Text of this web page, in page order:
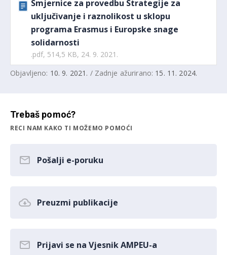
Smjernice za provedbu Strategije za
uključivanje i raznolikost u sklopu
programa Erasmus i Europske snage
solidarnosti
.pdf, 514,5 KB, 24. 9. 2021.
Objavljeno: 10. 9. 2021. / Zadnje ažurirano: 15. 11. 2024.
Trebaš pomoć?
RECI NAM KAKO TI MOŽEMO POMOĆI
Pošalji e-poruku
Preuzmi publikacije
Prijavi se na Vjesnik AMPEU-a